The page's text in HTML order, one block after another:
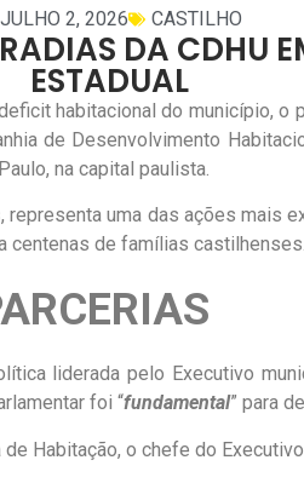
JULHO 2, 2026 CASTILHO
DA CDHU
ESTADUAL
habitacional do município,
de Desenvolvimento
na capital paulista.
, representa uma das ações mais
centenas de famílias castilhenses.
liderada pelo Executivo
foi “fundamental” para
Habitação, o chefe do